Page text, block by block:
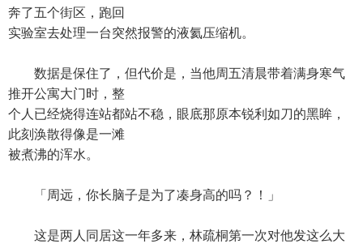
奔了五个街区，跑回
实验室去处理一台突然报警的液氦压缩机。
数据是保住了，但代价是，当他周五清晨带着满身寒气
推开公寓大门时，整
个人已经烧得连站都站不稳，眼底那原本锐利如刀的黑眸，
此刻涣散得像是一滩
被煮沸的浑水。
「周远，你长脑子是为了凑身高的吗？！」
这是两人同居这一年多来，林疏桐第一次对他发这么大